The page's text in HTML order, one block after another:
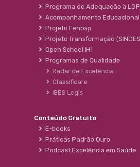
Programa de Adequação à
Acompanhamento Educacional
Projeto Fehosp
Projeto Transformação
Open School IHI
Programas de Qualidade
Radar de Excelência
Classificare
IBES Legis
Conteúdo Gratuito
E-books
Práticas Padrão Ouro
Podcast Excelência em Saúde